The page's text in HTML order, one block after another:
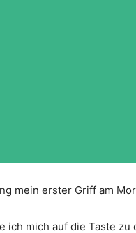
mein erster Griff am
ich mich auf die Taste zu